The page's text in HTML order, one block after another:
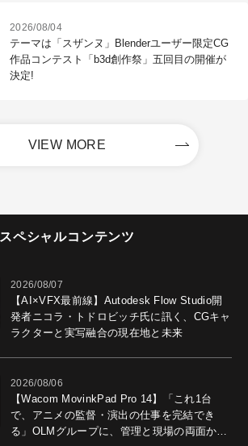
2026/08/04
テーマは「スザンヌ」Blenderユーザー限定CG
作品コンテスト「b3d創作祭」五回目の開催が
決定!
VIEW MORE
スペシャルコンテンツ
2026/08/07
【AI×VFX最前線】Autodesk Flow Studio開
発者ニコラ・トドロビッチ氏に訊く、CGキャ
ラクターと実写融合の現在地と未来
2026/08/06
【Wacom MovinkPad Pro 14】「これ1台
で、アニメの監督・演出の仕事を完結でき
る」OLMグループに、管理と現場の両面から